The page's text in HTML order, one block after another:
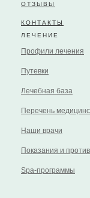
ОТЗЫВЫ
КОНТАКТЫ
ЛЕЧЕНИЕ
Профили лечения
Путевки
Лечебная база
Перечень
Наши врачи
Показания и
Spa-программы